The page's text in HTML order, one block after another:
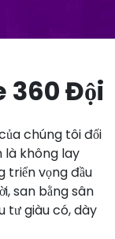
Đội
chúng tôi đối
là không lay
triển vọng đầu
san bằng sân
tư giàu có, dày